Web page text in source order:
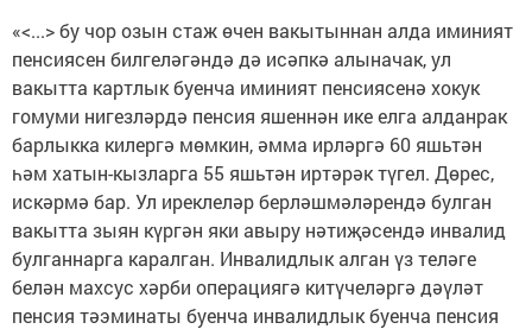
«<...> бу чор озын стаж өчен вакытыннан алда иминият
пенсиясен билгеләгәндә дә исәпкә алыначак, ул
вакытта картлык буенча иминият пенсиясенә хокук
гомуми нигезләрдә пенсия яшеннән ике елга алданрак
барлыкка килергә мөмкин, әмма ирләргә 60 яшьтән
һәм хатын-кызларга 55 яшьтән иртәрәк түгел. Дөрес,
искәрмә бар. Ул иреклеләр берләшмәләрендә булган
вакытта зыян күргән яки авыру нәтиҗәсендә инвалид
булганнарга каралган. Инвалидлык алган үз теләге
белән махсус хәрби операциягә китүчеләргә дәүләт
пенсия тәэминаты буенча инвалидлык буенча пенсия